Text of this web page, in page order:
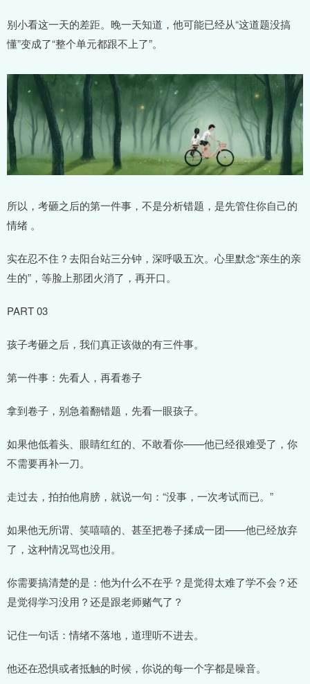
别小看这一天的差距。晚一天知道，他可能已经从“这道题没搞
懂”变成了“整个单元都跟不上了”。
所以，考砸之后的第一件事，不是分析错题，是先管住你自己的
情绪 。
实在忍不住？去阳台站三分钟，深呼吸五次。心里默念“亲生的亲
生的”，等脸上那团火消了，再开口。
PART 03
孩子考砸之后，我们真正该做的有三件事。
第一件事：先看人，再看卷子
拿到卷子，别急着翻错题，先看一眼孩子。
如果他低着头、眼睛红红的、不敢看你——他已经很难受了，你
不需要再补一刀。
走过去，拍拍他肩膀，就说一句：“没事，一次考试而已。”
如果他无所谓、笑嘻嘻的、甚至把卷子揉成一团——他已经放弃
了，这种情况骂也没用。
你需要搞清楚的是：他为什么不在乎？是觉得太难了学不会？还
是觉得学习没用？还是跟老师赌气了？
记住一句话：情绪不落地，道理听不进去。
他还在恐惧或者抵触的时候，你说的每一个字都是噪音。